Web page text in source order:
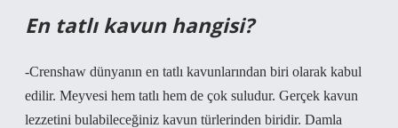
En tatlı kavun hangisi?
-Crenshaw dünyanın en tatlı kavunlarından biri olarak kabul
edilir. Meyvesi hem tatlı hem de çok suludur. Gerçek kavun
lezzetini bulabileceğiniz kavun türlerinden biridir. Damla